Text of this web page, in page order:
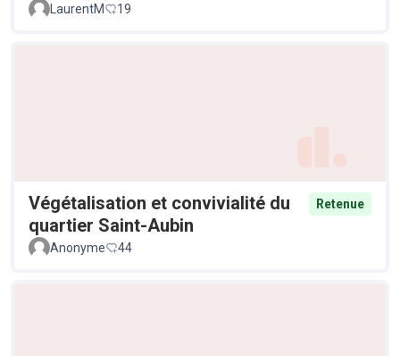
LaurentM 19
Végétalisation et convivialité du
quartier Saint-Aubin
Retenue
Anonyme 44